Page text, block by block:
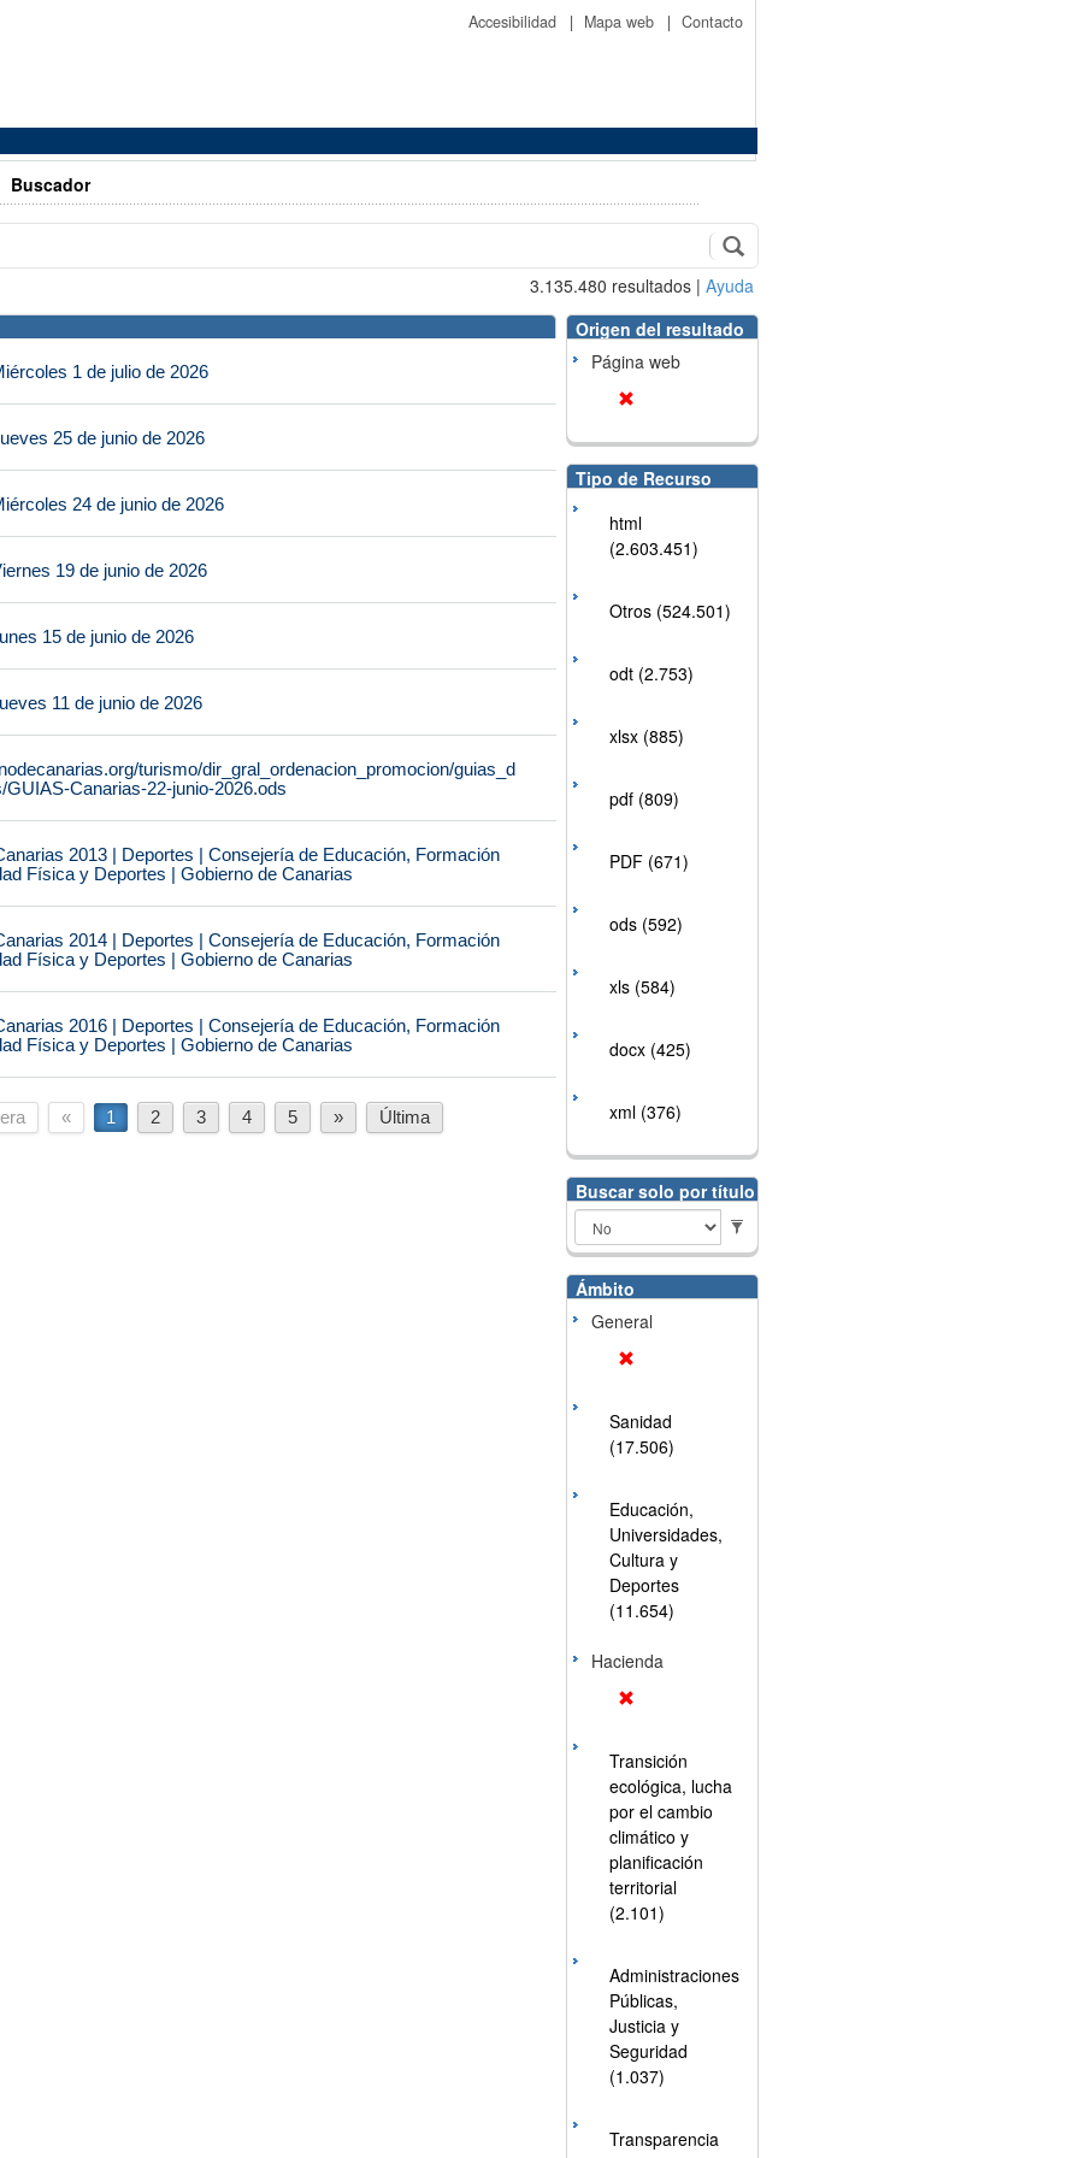
Accesibilidad | Mapa web | Contacto
Buscador
3.135.480 resultados | Ayuda
1 de julio de 2026
25 de junio de 2026
24 de junio de 2026
19 de junio de 2026
15 de junio de 2026
11 de junio de 2026
turismo/dir_gral_ordenacion_promocion/guias_d
Canarias-22-junio-2026.ods
2013 | Deportes | Consejería de Educación, Formación
Física y Deportes | Gobierno de Canarias
2014 | Deportes | Consejería de Educación, Formación
Física y Deportes | Gobierno de Canarias
2016 | Deportes | Consejería de Educación, Formación
Física y Deportes | Gobierno de Canarias
« 1 2 3 4 5 » Última
Origen del resultado
Página web
Tipo de Recurso
html
(2.603.451)
Otros (524.501)
odt (2.753)
xlsx (885)
pdf (809)
PDF (671)
ods (592)
xls (584)
docx (425)
xml (376)
Buscar solo por título
Ámbito
General
Sanidad
(17.506)
Educación,
Universidades,
Cultura y
Deportes
(11.654)
Hacienda
Transición
ecológica, lucha
por el cambio
climático y
planificación
territorial
(2.101)
Administraciones
Públicas,
Justicia y
Seguridad
(1.037)
Transparencia